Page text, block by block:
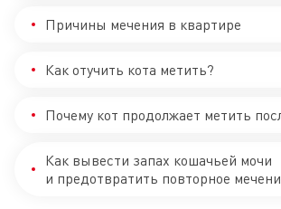
Причины мечения в квартире
Как отучить кота метить?
Почему кот продолжает метить
Как вывести запах кошачьей мочи
и предотвратить повторное